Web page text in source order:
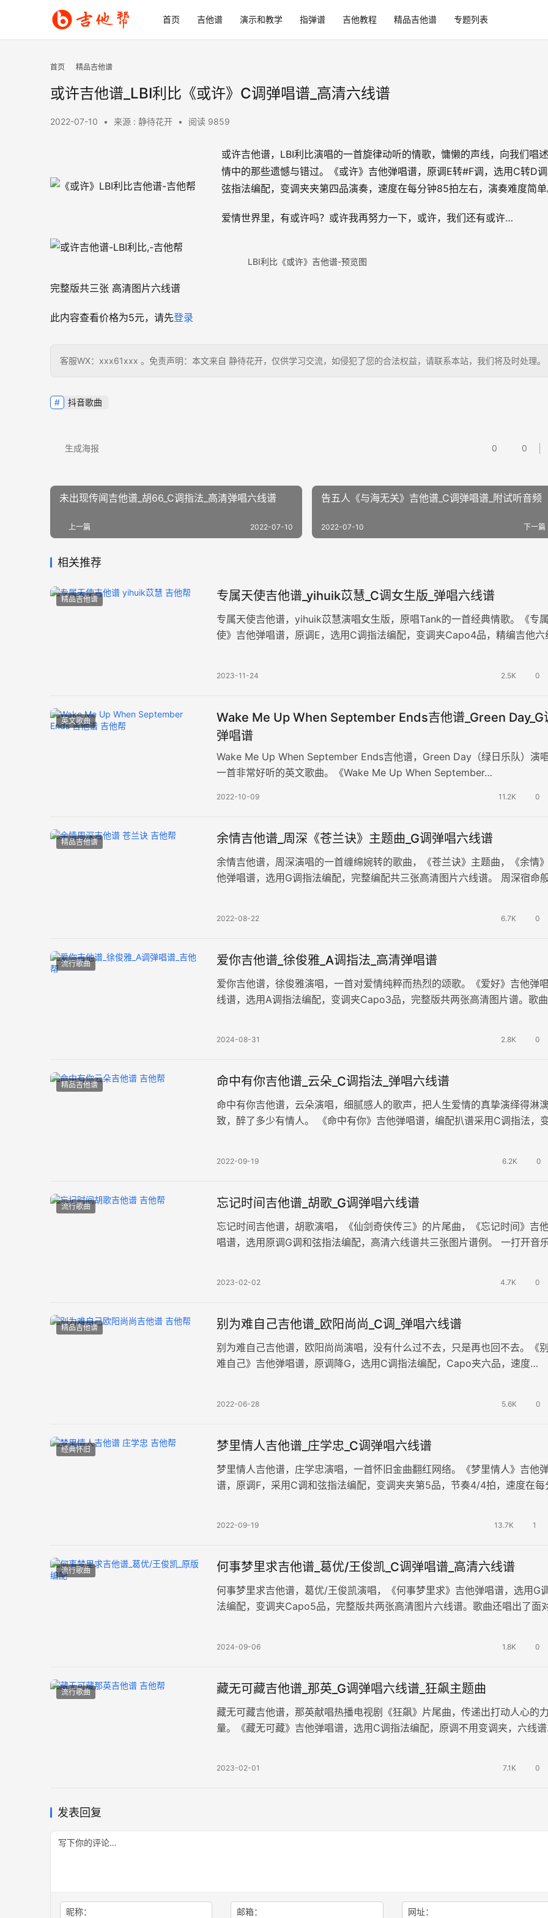
首页 吉他谱 演示和教学 指弹谱 吉他教程 精品吉他谱 专题列表
首页 精品吉他谱
或许吉他谱_LBI利比《或许》C调弹唱谱_高清六线谱
2022-07-10 • 来源 : 静待花开 • 阅读 9859
或许吉他谱，LBI利比演唱的一首旋律动听的情歌，慵懒的声线，向我们唱
情中的那些遗憾与错过。《或许》吉他弹唱谱，原调E转#F调，选用C转D
弦指法编配，变调夹夹第四品演奏，速度在每分钟85拍左右，演奏难度简单
爱情世界里，有或许吗？或许我再努力一下，或许，我们还有或许…
LBI利比《或许》吉他谱-预览图
完整版共三张 高清图片六线谱
此内容查看价格为5元，请先登录
客服WX：xxx61xxx 。免责声明：本文来自 静待花开，仅供学习交流，如侵犯了您的合法权益，请联系本站，我们将及时处理。
抖音歌曲
0 0
生成海报
未出现传闻吉他谱_胡66_C调指法_高清弹唱六线谱
上一篇 2022-07-10
告五人《与海无关》吉他谱_C调弹唱谱_附试听音频
下一篇
2022-07-10
相关推荐
精品吉他谱 专属天使吉他谱_yihuik苡慧_C调女生版_弹唱六线谱
专属天使吉他谱，yihuik苡慧演唱女生版，原唱Tank的一首经典情歌。《专
使》吉他弹唱谱，原调E，选用C调指法编配，变调夹Capo4品，精编吉他六
2023-11-24 2.5K 0
英文歌曲
Wake Me Up When September Ends吉他谱_Green Day_G
弹唱谱
Wake Me Up When September Ends吉他谱，Green Day（绿日乐队）演
一首非常好听的英文歌曲。《Wake Me Up When September…
2022-10-09 11.2K 0
精品吉他谱 余情吉他谱_周深《苍兰诀》主题曲_G调弹唱六线谱
余情吉他谱，周深演唱的一首缠绵婉转的歌曲，《苍兰诀》主题曲，《余情
他弹唱谱，选用G调指法编配，完整编配共三张高清图片六线谱。 周深宿命
2022-08-22 6.7K 0
流行歌曲 爱你吉他谱_徐俊雅_A调指法_高清弹唱谱
爱你吉他谱，徐俊雅演唱，一首对爱情纯粹而热烈的颂歌。《爱好》吉他弹
线谱，选用A调指法编配，变调夹Capo3品，完整版共两张高清图片谱。歌曲
2024-08-31 2.8K 0
精品吉他谱 命中有你吉他谱_云朵_C调指法_弹唱六线谱
命中有你吉他谱，云朵演唱，细腻感人的歌声，把人生爱情的真挚演绎得淋
致，醉了多少有情人。 《命中有你》吉他弹唱谱，编配扒谱采用C调指法，
2022-09-19 6.2K 0
流行歌曲 忘记时间吉他谱_胡歌_G调弹唱六线谱
忘记时间吉他谱，胡歌演唱，《仙剑奇侠传三》的片尾曲，《忘记时间》吉
唱谱，选用原调G调和弦指法编配，高清六线谱共三张图片谱例。 一打开音
2023-02-02 4.7K 0
精品吉他谱 别为难自己吉他谱_欧阳尚尚_C调_弹唱六线谱
别为难自己吉他谱，欧阳尚尚演唱，没有什么过不去，只是再也回不去。《
难自己》吉他弹唱谱，原调降G，选用C调指法编配，Capo夹六品，速度
2022-06-28 5.6K 0
经典怀旧 梦里情人吉他谱_庄学忠_C调弹唱六线谱
梦里情人吉他谱，庄学忠演唱，一首怀旧金曲翻红网络。《梦里情人》吉他
谱，原调F，采用C调和弦指法编配，变调夹夹第5品，节奏4/4拍，速度在每
2022-09-19 13.7K 1
流行歌曲 何事梦里求吉他谱_葛优/王俊凯_C调弹唱谱_高清六线谱
何事梦里求吉他谱，葛优/王俊凯演唱，《何事梦里求》吉他弹唱谱，选用G
法编配，变调夹Capo5品，完整版共两张高清图片六线谱。歌曲还唱出了面
2024-09-06 1.8K 0
流行歌曲 藏无可藏吉他谱_那英_G调弹唱六线谱_狂飙主题曲
藏无可藏吉他谱，那英献唱热播电视剧《狂飙》片尾曲，传递出打动人心的力
量。《藏无可藏》吉他弹唱谱，选用C调指法编配，原调不用变调夹，六线谱
2023-02-01 7.1K 0
发表回复
昵称： 邮箱： 网址：